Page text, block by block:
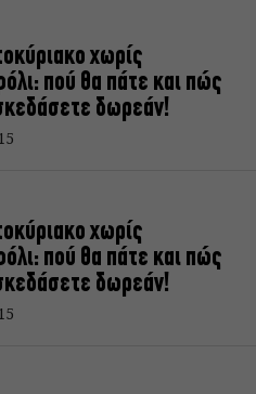
χωρίς
πού θα πάτε και πώς
δωρεάν!
χωρίς
πού θα πάτε και πώς
δωρεάν!